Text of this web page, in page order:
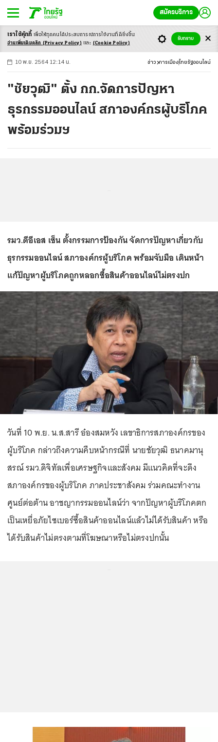
สมัครบริการ
-ก ก ก+
10 พ.ย. 2564 12:14 น. ข่าว การเมือง ไทยรัฐออนไลน์
"ชัยวุฒิ" ตั้ง กก.จัดการปัญหา
ธุรกรรมออนไลน์ สภาองค์กรผู้บริโภค
พร้อมร่วมฯ
รมว.ดีอีเอส เซ็น ตั้งกรรมการป้องกัน จัดการปัญหาเกี่ยวกับ
ธุรกรรมออนไลน์ สภาองค์กรผู้บริโภค พร้อมจับมือ เดินหน้า
แก้ปัญหาผู้บริโภคถูกหลอกซื้อสินค้าออนไลน์ไม่ตรงปก
วันที่ 10 พ.ย. น.ส.สารี อ๋องสมหวัง เลขาธิการสภาองค์กรของ
ผู้บริโภค กล่าวถึงความคืบหน้ากรณีที่ นายชัยวุฒิ ธนาคมานุ
สรณ์ รมว.ดิจิทัลเพื่อเศรษฐกิจและสังคม มีแนวคิดที่จะดึง
สภาองค์กรของผู้บริโภค ภาคประชาสังคม ร่วมคณะทำงาน
ศูนย์ต่อต้าน อาชญากรรมออนไลน์ว่า จากปัญหาผู้บริโภคตก
เป็นเหยื่อภัยไซเบอร์ซื้อสินค้าออนไลน์แล้วไม่ได้รับสินค้า หรือ
ได้รับสินค้าไม่ตรงตามที่โฆษณาหรือไม่ตรงปกนั้น
เราใช้คุ้กกี้ เพื่อให้ทุกคนได้ประสบการณ์การใช้งานที่ดียิ่งขึ้น
อ่านเพิ่มเติมคลิก (Privacy Policy) และ (Cookie Policy)
รับทราบ